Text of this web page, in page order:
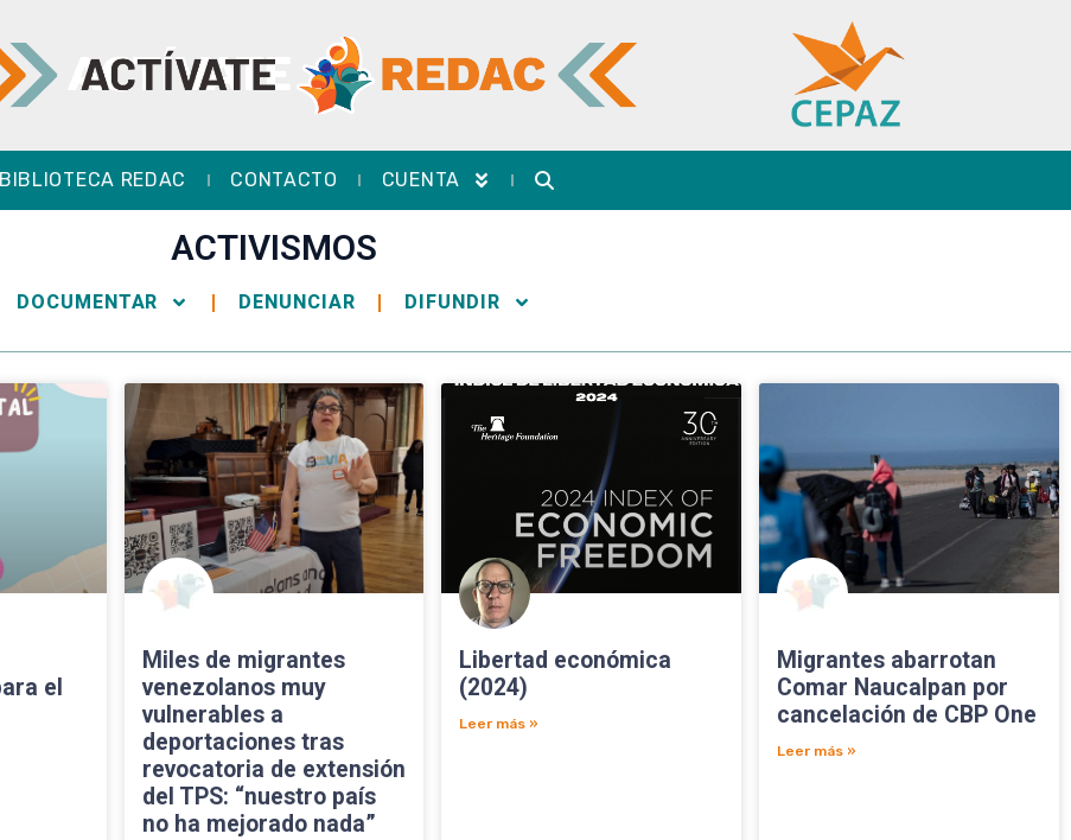
BIBLIOTECA REDAC CONTACTO CUENTA
ACTIVISMOS
DOCUMENTAR DENUNCIAR DIFUNDIR
el
Miles de migrantes
venezolanos muy
vulnerables a
deportaciones tras
revocatoria de extensión
del TPS: “nuestro país
no ha mejorado nada”
Libertad económica
(2024)
Leer más »
Migrantes abarrotan
Comar Naucalpan por
cancelación de CBP One
Leer más »